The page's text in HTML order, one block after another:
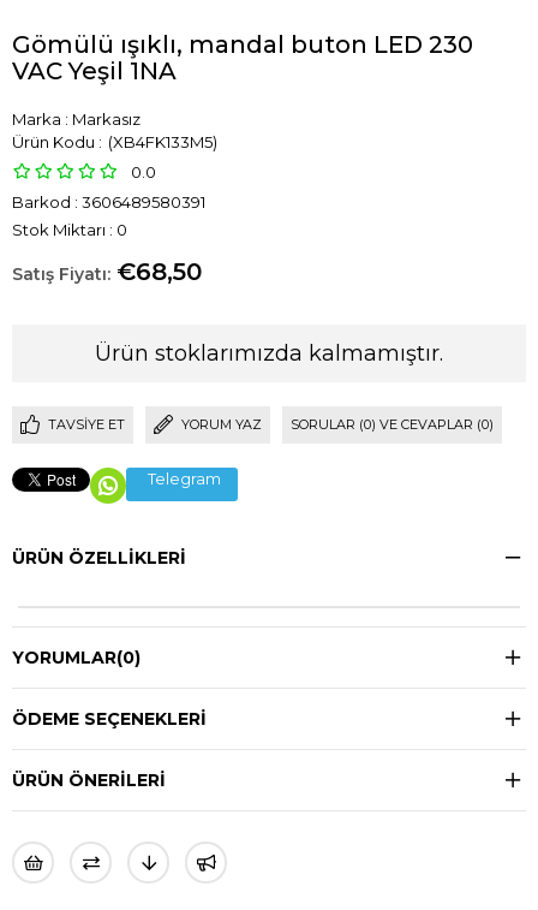
Gömülü ışıklı, mandal buton LED 230
VAC Yeşil 1NA
Marka : Markasız
(XB4FK133M5)
0.0
Barkod : 3606489580391
Stok Miktarı : 0
€68,50
Ürün stoklarımızda kalmamıştır.
TAVSIYE ET YORUM YAZ SORULAR (0) VE CEVAPLAR (0)
Telegram
ÜRÜN ÖZELLIKLERI
YORUMLAR(0)
ÖDEME SEÇENEKLERI
ÜRÜN ÖNERILERI